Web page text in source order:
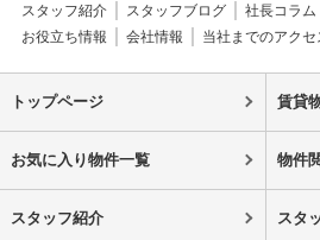
スタッフ紹介 スタッフブログ 社長コラム
お役立ち情報
会社情報 当社までのアクセ
トップページ 賃貸
お気に入り物件一覧 物件
スタッフ紹介 スタ